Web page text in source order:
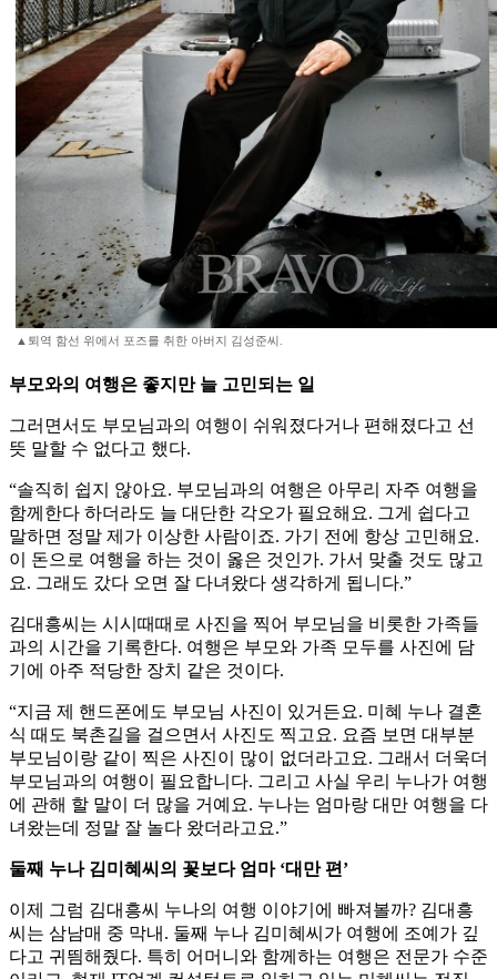
▲퇴역 함선 위에서 포즈를 취한 아버지 김성준씨.
부모와의 여행은 좋지만 늘 고민되는 일
그러면서도 부모님과의 여행이 쉬워졌다거나 편해졌다고 선
뜻 말할 수 없다고 했다.
“솔직히 쉽지 않아요. 부모님과의 여행은 아무리 자주 여행을
함께한다 하더라도 늘 대단한 각오가 필요해요. 그게 쉽다고
말하면 정말 제가 이상한 사람이죠. 가기 전에 항상 고민해요.
이 돈으로 여행을 하는 것이 옳은 것인가. 가서 맞출 것도 많고
요. 그래도 갔다 오면 잘 다녀왔다 생각하게 됩니다.”
김대흥씨는 시시때때로 사진을 찍어 부모님을 비롯한 가족들
과의 시간을 기록한다. 여행은 부모와 가족 모두를 사진에 담
기에 아주 적당한 장치 같은 것이다.
“지금 제 핸드폰에도 부모님 사진이 있거든요. 미혜 누나 결혼
식 때도 북촌길을 걸으면서 사진도 찍고요. 요즘 보면 대부분
부모님이랑 같이 찍은 사진이 많이 없더라고요. 그래서 더욱더
부모님과의 여행이 필요합니다. 그리고 사실 우리 누나가 여행
에 관해 할 말이 더 많을 거예요. 누나는 엄마랑 대만 여행을 다
녀왔는데 정말 잘 놀다 왔더라고요.”
둘째 누나 김미혜씨의 꽃보다 엄마 ‘대만 편’
이제 그럼 김대흥씨 누나의 여행 이야기에 빠져볼까? 김대흥
씨는 삼남매 중 막내. 둘째 누나 김미혜씨가 여행에 조예가 깊
다고 귀띔해줬다. 특히 어머니와 함께하는 여행은 전문가 수준